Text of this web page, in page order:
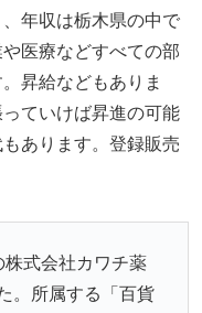
年収は栃木県の中で
医療などすべての部
昇給などもありま
ていけば昇進の可能
あります。登録販売
式会社カワチ薬
。所属する「百貨